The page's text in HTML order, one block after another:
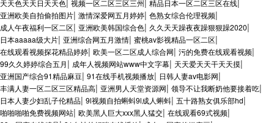
天天色天天日天天色| 视频一区二区三区三州| 精品日本一区二区三区在线|
亚洲欧美自拍偷拍图片| 激情深爱网五月婷婷| 色熟女综合伦理视频|
成人午夜福利一区二区| 亚洲欧美韩国综合色| 久久天天躁夜夜躁狠狠躁2020|
日本aaaaa级大片| 亚洲综合网五月激情| 蜜桃av影视精品一区二区|
在线观看视频探花精品婷婷| 欧美一区二区成人综合网| 污的免费在线观看视频|
99久久婷婷综合五月| 成年人视频网站www中文字幕| 天天爱天天干天天摸|
亚洲国产综合91精品麻豆| 91在线手机视频播放| 日韩人妻av电影网|
丰满人妻一区二区三区精品高| 亚洲男人天堂资源网| 领导不让我断奶他要接着吃|
日本人妻少妇乱子伦精品| 9l视频自拍蝌蚪9l成人蝌蚪| 五十路熟女俱乐部hd|
啪啪啪啪免费视频网站| 欧美黑人巨大xxx黑人猛交| 在线观看69式视频|